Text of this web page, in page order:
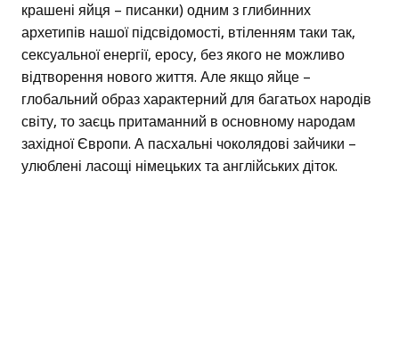
крашені яйця – писанки) одним з глибинних
архетипів нашої підсвідомості, втіленням таки так,
сексуальної енергії, еросу, без якого не можливо
відтворення нового життя. Але якщо яйце –
глобальний образ характерний для багатьох народів
світу, то заєць притаманний в основному народам
західної Європи. А пасхальні чоколядові зайчики –
улюблені ласощі німецьких та англійських діток.